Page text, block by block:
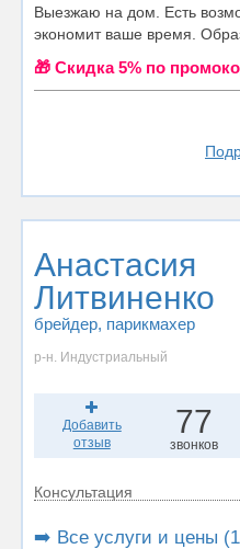
Выезжаю на дом. Есть
экономит ваше время.
🎁 Cкидка 5% по
Анастасия
Литвиненко
брейдер, парикмахер
р-н. Индустриальный
Добавить
отзыв
77
звонков
Консультация
➡️ Все услуги и цены